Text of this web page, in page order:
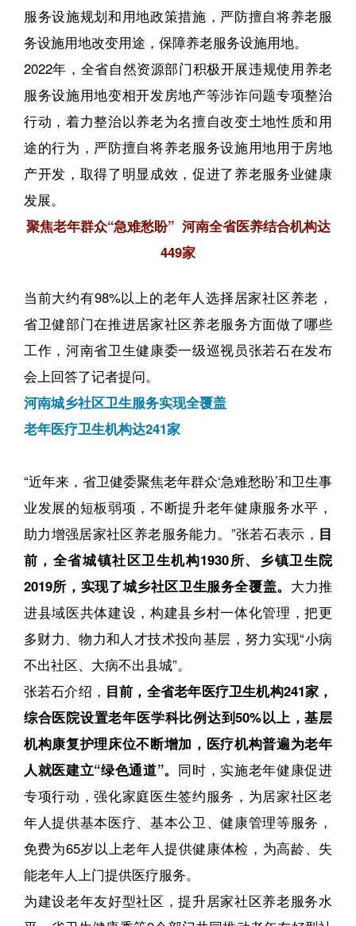
服务设施规划和用地政策措施，严防擅自将养老服
务设施用地改变用途，保障养老服务设施用地。
2022年，全省自然资源部门积极开展违规使用养老
服务设施用地变相开发房地产等涉诈问题专项整治
行动，着力整治以养老为名擅自改变土地性质和用
途的行为，严防擅自将养老服务设施用地用于房地
产开发，取得了明显成效，促进了养老服务业健康
发展。
聚焦老年群众“急难愁盼” 河南全省医养结合机构达
449家
当前大约有98%以上的老年人选择居家社区养老，
省卫健部门在推进居家社区养老服务方面做了哪些
工作，河南省卫生健康委一级巡视员张若石在发布
会上回答了记者提问。
河南城乡社区卫生服务实现全覆盖
老年医疗卫生机构达241家
“近年来，省卫健委聚焦老年群众‘急难愁盼’和卫生事
业发展的短板弱项，不断提升老年健康服务水平，
助力增强居家社区养老服务能力。”张若石表示， 目
前，全省城镇社区卫生机构1930所、乡镇卫生院
2019所，实现了城乡社区卫生服务全覆盖。 大力推
进县域医共体建设，构建县乡村一体化管理，把更
多财力、物力和人才技术投向基层，努力实现“小病
不出社区、大病不出县城”。
张若石介绍， 目前，全省老年医疗卫生机构241家，
综合医院设置老年医学科比例达到50%以上，基层
机构康复护理床位不断增加，医疗机构普遍为老年
人就医建立“绿色通道”。 同时，实施老年健康促进
专项行动，强化家庭医生签约服务，为居家社区老
年人提供基本医疗、基本公卫、健康管理等服务，
免费为65岁以上老年人提供健康体检，为高龄、失
能老年人上门提供医疗服务。
为建设老年友好型社区，提升居家社区养老服务水